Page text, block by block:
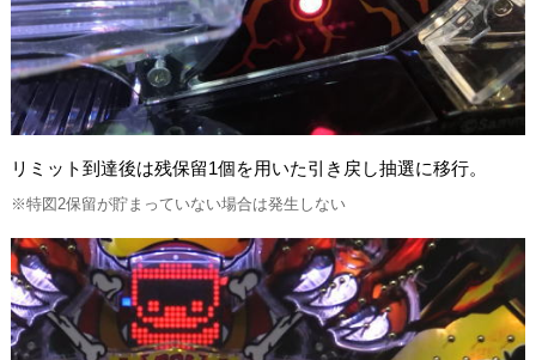
リミット到達後は残保留1個を用いた引き戻し抽選に移行。
※特図2保留が貯まっていない場合は発生しない